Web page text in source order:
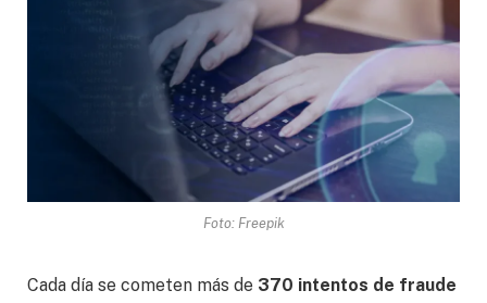
Foto: Freepik
Cada día se cometen más de 370 intentos de fraude